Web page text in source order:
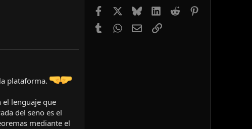
plataforma.
el lenguaje que
del seno es el
mediante el
Facebook Bluesky LinkedInReddit
TumblrWhatsApp
EmailEnlace